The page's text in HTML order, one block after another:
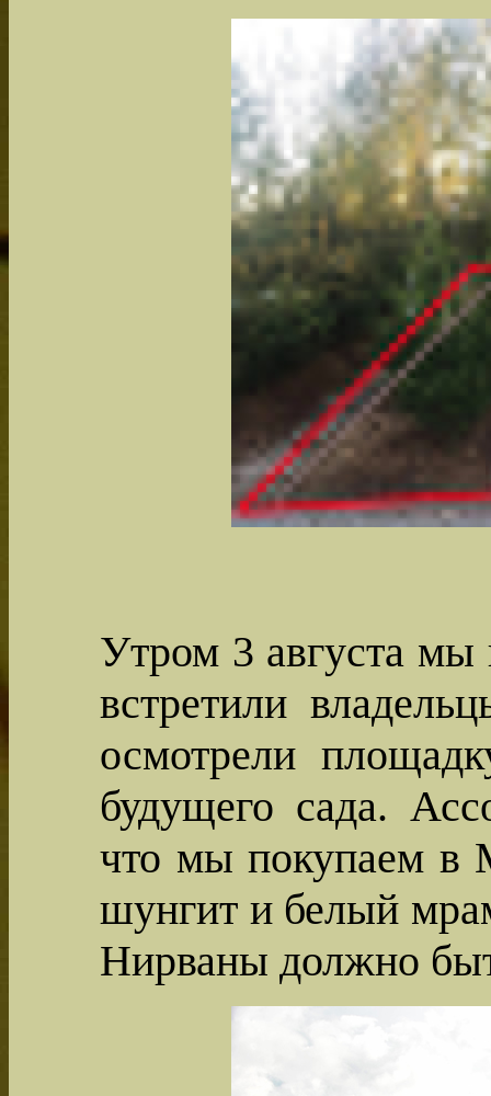
Утром 3 августа мы
встретили
осмотрели
будущего сада.
что мы покупаем в
шунгит и белый
Нирваны должно